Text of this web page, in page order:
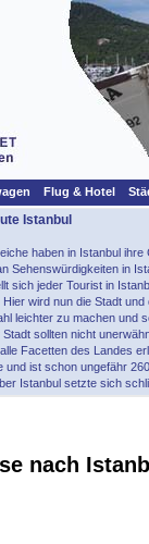
Flug & Hotel
Istanbul
haben in Istanbul
Sehenswürdigkeiten in
sich jeder Tourist in
wird nun die Stadt
leichter zu machen und
Stadt sollten nicht
Facetten des Landes
und ist schon ungefähr
Istanbul setzte sich
nach